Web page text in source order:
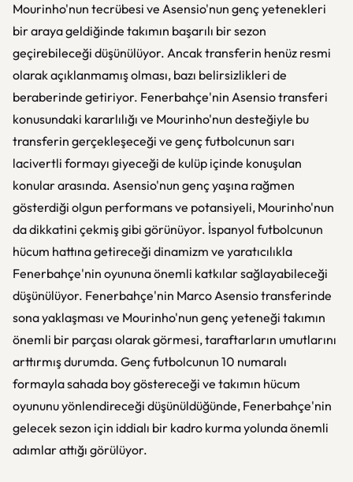
Mourinho'nun tecrübesi ve Asensio'nun genç yetenekleri
bir araya geldiğinde takımın başarılı bir sezon
geçirebileceği düşünülüyor. Ancak transferin henüz resmi
olarak açıklanmamış olması, bazı belirsizlikleri de
beraberinde getiriyor. Fenerbahçe'nin Asensio transferi
konusundaki kararlılığı ve Mourinho'nun desteğiyle bu
transferin gerçekleşeceği ve genç futbolcunun sarı
lacivertli formayı giyeceği de kulüp içinde konuşulan
konular arasında. Asensio'nun genç yaşına rağmen
gösterdiği olgun performans ve potansiyeli, Mourinho'nun
da dikkatini çekmiş gibi görünüyor. İspanyol futbolcunun
hücum hattına getireceği dinamizm ve yaratıcılıkla
Fenerbahçe'nin oyununa önemli katkılar sağlayabileceği
düşünülüyor. Fenerbahçe'nin Marco Asensio transferinde
sona yaklaşması ve Mourinho'nun genç yeteneği takımın
önemli bir parçası olarak görmesi, taraftarların umutlarını
arttırmış durumda. Genç futbolcunun 10 numaralı
formayla sahada boy göstereceği ve takımın hücum
oyununu yönlendireceği düşünüldüğünde, Fenerbahçe'nin
gelecek sezon için iddialı bir kadro kurma yolunda önemli
adımlar attığı görülüyor.